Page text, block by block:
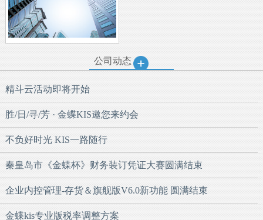
公司动态
精斗云活动即将开始
胜/日/寻/芳 · 金蝶KIS邀您来约会
不负好时光 KIS一路随行
秦皇岛市《金蝶杯》财务装订凭证大赛圆满结束
企业内控管理-存货＆旗舰版V6.0新功能 圆满结束
金蝶kis专业版税率调整方案